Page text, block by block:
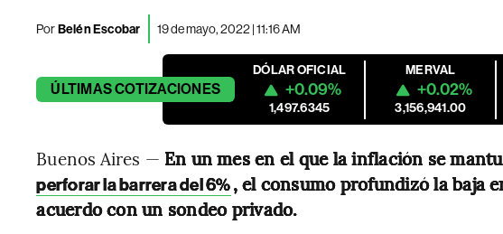
PorBelén Escobar 19 de mayo, 2022 | 11:16 AM
ÚLTIMASCOTIZACIONES
DÓLAR OFICIAL
+0.09%
1,497.6345
MERVAL
+0.02%
3,156,941.00
Buenos Aires — En un mes en el que la inflación se
perforar la barrera del 6%, el consumo profundizó la baja
acuerdo con un sondeo privado.